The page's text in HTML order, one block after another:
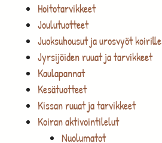
Hoitotarvikkeet
Joulutuotteet
Juoksuhousut ja urosvyöt koirille
Jyrsijöiden ruuat ja tarvikkeet
Kaulapannat
Kesätuotteet
Kissan ruuat ja tarvikkeet
Koiran aktivointilelut
Nuolumatot